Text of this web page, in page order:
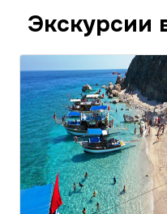
Экскурсии